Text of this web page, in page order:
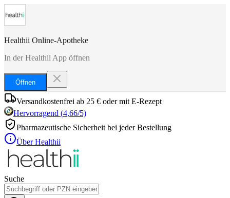
Healthii Online-Apotheke
In der Healthii App öffnen
Öffnen
Versandkostenfrei ab 25 € oder mit E-Rezept
Hervorragend (4,66/5)
Pharmazeutische Sicherheit bei jeder Bestellung
Über Healthii
Suche